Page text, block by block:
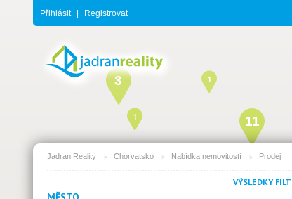
1
1 11
3
Přihlásit | Registrovat
Jadran Reality Chorvatsko Nabídka nemovitostí Prodej
VÝSLEDKY